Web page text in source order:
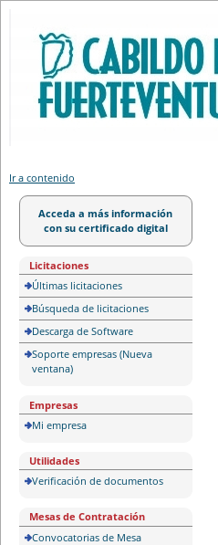
Ir a contenido
Acceda a más información
con su certificado digital
Licitaciones
Últimas licitaciones
Búsqueda de licitaciones
Descarga de Software
Soporte empresas (Nueva
ventana)
Empresas
Mi empresa
Utilidades
Verificación de documentos
Mesas de Contratación
Convocatorias de Mesa